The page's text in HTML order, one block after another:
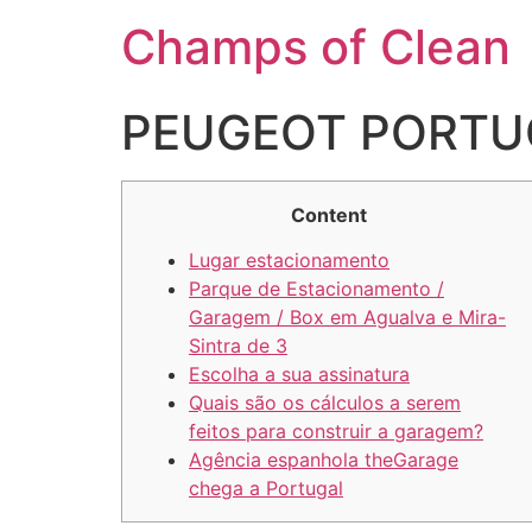
Champs of Clean
PEUGEOT
Content
Lugar estacionamento
Parque de Estacionamento /
Garagem / Box em Agualva e Mira-
Sintra de 3
Escolha a sua assinatura
Quais são os cálculos a serem
feitos para construir a garagem?
Agência espanhola theGarage
chega a Portugal